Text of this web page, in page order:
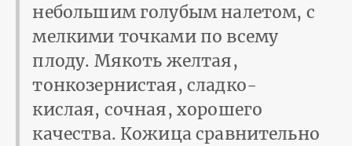
небольшим голубым налетом, с
мелкими точками по всему
плоду. Мякоть желтая,
тонкозернистая, сладко-
кислая, сочная, хорошего
качества. Кожица сравнительно